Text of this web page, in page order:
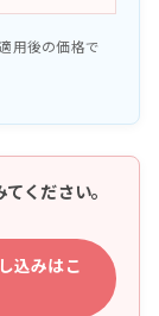
用後の価格で
ください。
込みはこ